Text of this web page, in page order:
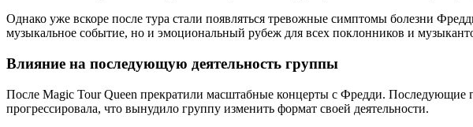
Однако уже вскоре после тура стали появляться тревожные симптомы болезни
музыкальное событие, но и эмоциональный рубеж для всех поклонников и
Влияние на последующую деятельность группы
После Magic Tour Queen прекратили масштабные концерты с Фредди.
прогрессировала, что вынудило группу изменить формат своей деятельности.